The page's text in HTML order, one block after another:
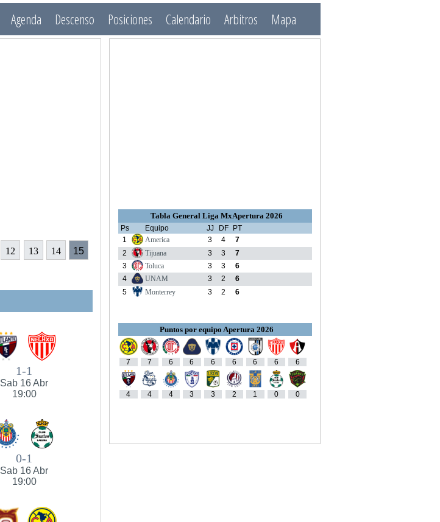
Agenda Descenso Posiciones Calendario Arbitros Mapa
12 13 14 15
1-1
Sab 16 Abr
19:00
0-1
Sab 16 Abr
19:00
Tabla General Liga MxApertura 2026
Ps Equipo JJ DF PT
1
America 3 4
7
2
Tijuana 3 3
7
3
Toluca 3 3
6
4
UNAM 3 2
6
5
Monterrey 3 2 6
Puntos por equipo Apertura 2026
7 7 6 6 6 6 6 6 6
4 4 4 3 3 2 1 0 0